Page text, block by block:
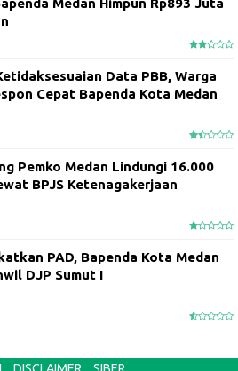
Medan Himpun Rp893 Juta
Data PBB, Warga
Cepat Bapenda Kota Medan
Pemko Medan Lindungi 16.000
BPJS Ketenagakerjaan
PAD, Bapenda Kota Medan
DJP Sumut I
DISCLAIMER SIBER